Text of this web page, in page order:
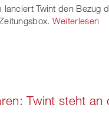
lanciert Twint den Bezug
Weiterlesen
Twint steht an